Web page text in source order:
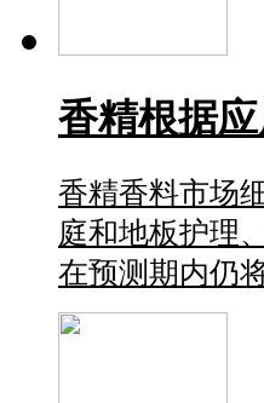
香精根据
香精香料市场
庭和地板护理
在预测期内仍